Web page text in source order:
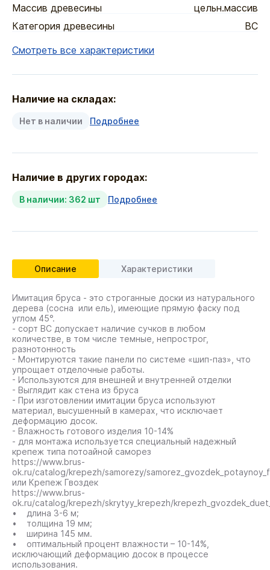
Массив древесины
цельн.массив
Категория древесины
ВС
Смотреть все характеристики
Наличие на складах:
Нет в наличии Подробнее
Наличие в других городах:
В наличии: 362 шт Подробнее
Описание Характеристики
Имитация бруса - это строганные доски из натурального
дерева (сосна или ель), имеющие прямую фаску под
углом 45°.
- сорт ВС допускает наличие сучков в любом
количестве, в том числе темные, непрострог,
разнотонность
- Монтируются такие панели по системе «шип-паз», что
упрощает отделочные работы.
- Используются для внешней и внутренней отделки
- Выглядит как стена из бруса
- При изготовлении имитации бруса используют
материал, высушенный в камерах, что исключает
деформацию досок.
- Влажность готового изделия 10-14%
- для монтажа используется специальный надежный
крепеж типа потоайной саморез
https://www.brus-
ok.ru/catalog/krepezh/samorezy/
или Крепеж Гвоздек
https://www.brus-
ok.ru/catalog/krepezh/skrytyy_krepezh/
• длина 3-6 м;
• толщина 19 мм;
• ширина 145 мм.
• оптимальный процент влажности – 10-14%,
исключающий деформацию досок в процессе
использования.